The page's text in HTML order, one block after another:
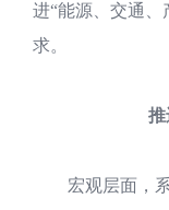
进“能源、交通
求。
推
宏观层面，